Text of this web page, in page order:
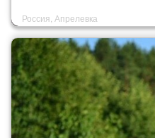
Россия, Апрелевка